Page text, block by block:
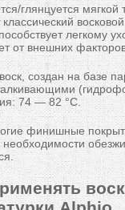
глянцуется
легкому
от внешних
создан на базе
74 — 82 °C.
финишные
необходимости